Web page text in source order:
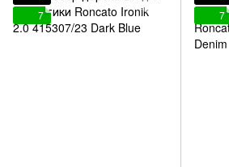
7
7